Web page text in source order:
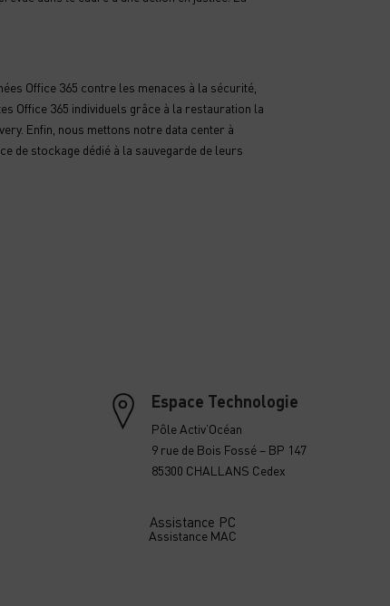
Office 365 contre les menaces à la sécurité,
Office 365 individuels grâce à la restauration la
Enfin, nous mettons notre data center à
de stockage dédié à la sauvegarde de leurs
Espace Technologie
Pôle Activ’Océan
9 rue de Bois Fossé – BP 147
85300 CHALLANS Cedex
Assistance PC
Assistance MAC